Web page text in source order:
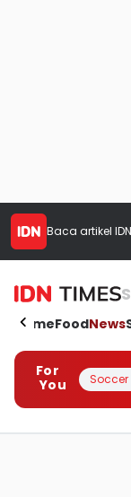
Baca artikel
HomeFoodNews
For
You
Soccer